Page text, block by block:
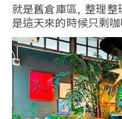
就是舊倉庫區, 整理
是這天來的時候只剩